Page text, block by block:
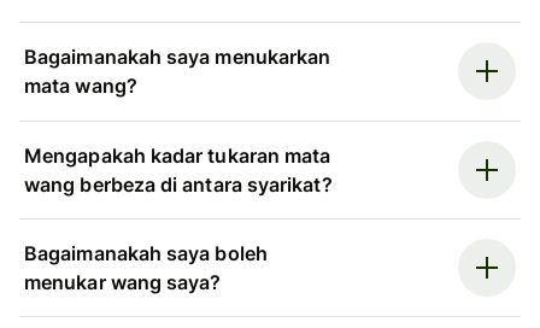
Bagaimanakah saya menukarkan
mata wang?
Mengapakah kadar tukaran mata
wang berbeza di antara syarikat?
Bagaimanakah saya boleh
menukar wang saya?